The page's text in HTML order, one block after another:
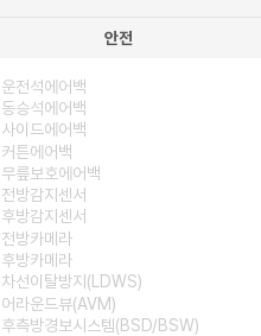
안전
운전석에어백
동승석에어백
사이드에어백
커튼에어백
무릎보호에어백
전방감지센서
후방감지센서
전방카메라
후방카메라
차선이탈방지(LDWS)
어라운드뷰(AVM)
후측방경보시스템(BSD/BSW)